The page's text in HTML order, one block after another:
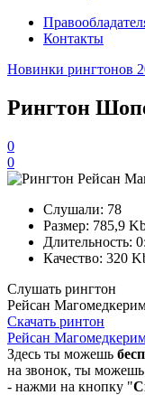
Контакты
Новинки рингтонов
Рингтон
0
0
Слушали: 78
Размер: 785,9
Длительность:
Качество: 320
Слушать рингтон
Рейсан
Скачать ринтон
Рейсан
Здесь ты можешь
на звонок, ты можешь
- нажми на кнопку "